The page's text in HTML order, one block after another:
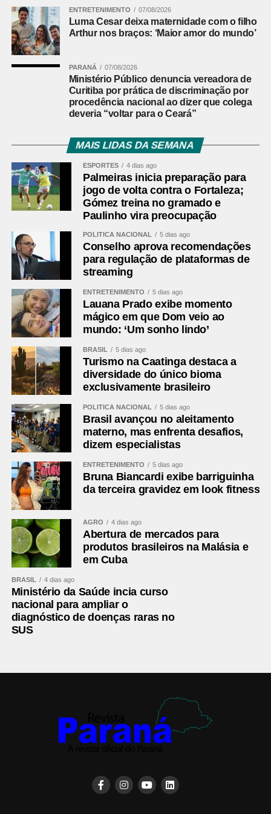
Acesso à Atividade Física pelo SUS para prevenir e
controlar o câncer.
Ainda na quarta, às 10h, a Comissão de Ciência e
Tecnologia (CCT) analisa pauta com 56 itens. Entre eles,
estão projetos de decreto legislativo que tratam de
concessão e renovação de outorga para emissoras de
rádio. Também pode ser votado o PL 3.844/2025
Nacional de Educação Digital (Pned). O texto traz, entre
as ações previstas, o estímulo à educação midiática no
ambiente de ensino, a orientação das famílias sobre
consumo tecnológico e a ampliação de parcerias entre o
governo e empresas privadas na área digital.
Audiências públicas
Nas comissões, além das reuniões deliberativas, estão
marcadas as seguintes audiências públicas para a
semana se esforço concentrado:
Segunda-feira (10), às 10h: a Subcomissão
Permanente dos Povos Indígenas Yanomami
debaterá a prestação de contas dos recursos
orçamentários discricionários e dos créditos
extraordinários destinados a ações no território
Ianomâmi e dos recursos do Fundo Amazônia para
Terça-feira (11), às 14h: a Comissão de Segurança
Pública (CSP) avalia a implementação do Programa
de Proteção a Vítimas e Testemunhas Ameaçadas
(Provita), examinando os protocolos de inclusão,
acompanhamento, desligamento e reinserção
social das pessoas protegidas.
Terça-feira (11), às 14h: a Comissão de Direitos
Humanos (CDH) faz audiência pública para instruir
o instruir o Projeto de Lei (PL)5.115/2025, que
trata da instalação de centros-dia para pessoas
idosas atendidas pelo Sistema Único de
Assistência Social (Suas).
Quarta-feira (12), às 14h30: a Comissão de
Assuntos Sociais (CAS) faz audiência pública para
Quinta-feira (13), às 10h: a CAS e a CDH fazem
duas audiências conjuntas seguidas para debater o
atendimento a pacientes com hemoglobinúria
públicas para a insuficiência adrenal no Brasil.
ENTRETENIMENTO 07/08/2026
Luma Cesar deixa maternidade com o filho
Arthur nos braços: ‘Maior amor do mundo’
PARANÁ 07/08/2026
Ministério Público denuncia vereadora de
Curitiba por prática de discriminação por
procedência nacional ao dizer que colega
deveria “voltar para o Ceará”
MAIS LIDAS DA SEMANA
ESPORTES 4 dias ago
Palmeiras inicia preparação para
jogo de volta contra o Fortaleza;
Gómez treina no gramado e
Paulinho vira preocupação
POLÍTICA NACIONAL 5 dias ago
Conselho aprova recomendações
para regulação de plataformas de
streaming
ENTRETENIMENTO 5 dias ago
Lauana Prado exibe momento
mágico em que Dom veio ao
mundo: ‘Um sonho lindo’
BRASIL 5 dias ago
Turismo na Caatinga destaca a
diversidade do único bioma
exclusivamente brasileiro
POLÍTICA NACIONAL 5 dias ago
Brasil avançou no aleitamento
materno, mas enfrenta desafios,
dizem especialistas
ENTRETENIMENTO 5 dias ago
Bruna Biancardi exibe barriguinha
da terceira gravidez em look fitness
AGRO 4 dias ago
Abertura de mercados para
produtos brasileiros na Malásia e
em Cuba
BRASIL 4 dias ago
Ministério da Saúde incia curso
nacional para ampliar o
diagnóstico de doenças raras no
SUS